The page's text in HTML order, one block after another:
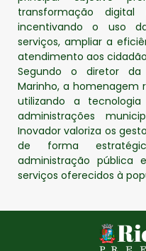
transformação digital
incentivando o uso
serviços, ampliar a
atendimento aos
Segundo o diretor da
Marinho, a homenagem
utilizando a
administrações
Inovador valoriza os
de forma
administração pública
serviços oferecidos à